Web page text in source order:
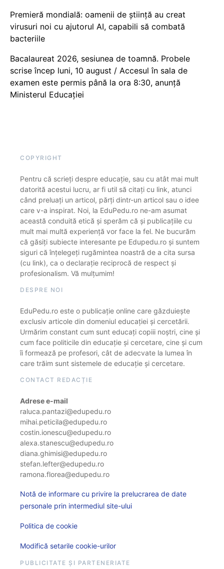
Premieră mondială: oamenii de știință au creat
virusuri noi cu ajutorul AI, capabili să combată
bacteriile
Bacalaureat 2026, sesiunea de toamnă. Probele
scrise încep luni, 10 august / Accesul în sala de
examen este permis până la ora 8:30, anunță
Ministerul Educației
COPYRIGHT
Pentru că scrieți despre educație, sau cu atât mai mult
datorită acestui lucru, ar fi util să citați cu link, atunci
când preluați un articol, părți dintr-un articol sau o idee
care v-a inspirat. Noi, la EduPedu.ro ne-am asumat
această conduită etică și sperăm că și publicațiile cu
mult mai multă experiență vor face la fel. Ne bucurăm
că găsiți subiecte interesante pe Edupedu.ro și suntem
siguri că înțelegeți rugămintea noastră de a cita sursa
(cu link), ca o declarație reciprocă de respect și
profesionalism. Vă mulțumim!
DESPRE NOI
EduPedu.ro este o publicație online care găzduiește
exclusiv articole din domeniul educației și cercetării.
Urmărim constant cum sunt educați copiii noștri, cine și
cum face politicile din educație și cercetare, cine și cum
îi formează pe profesori, cât de adecvate la lumea în
care trăim sunt sistemele de educație și cercetare.
CONTACT REDACȚIE
Adrese e-mail
raluca.pantazi@edupedu.ro
mihai.peticila@edupedu.ro
costin.ionescu@edupedu.ro
alexa.stanescu@edupedu.ro
diana.ghimisi@edupedu.ro
stefan.lefter@edupedu.ro
ramona.florea@edupedu.ro
Notă de informare cu privire la prelucrarea de date
personale prin intermediul site-ului
Politica de cookie
Modifică setarile cookie-urilor
PUBLICITATE ȘI PARTENERIATE